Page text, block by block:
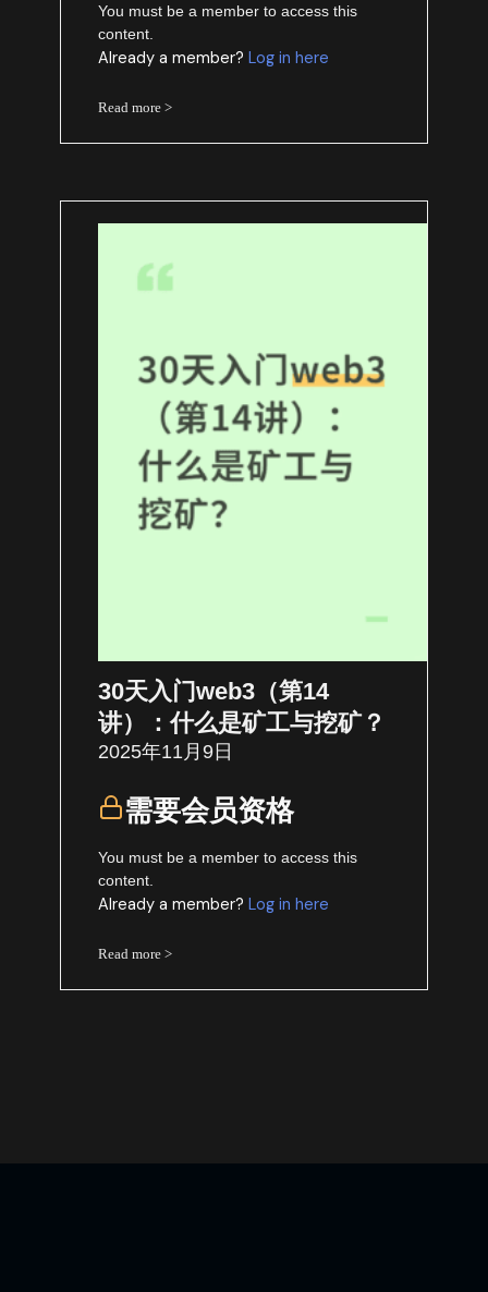
You must be a member to access this
content.
Already a member?Log in here
Read more >
30天入门web3（第14
讲）：什么是矿工与挖矿？
2025年11月9日
需要会员资格
You must be a member to access this
content.
Already a member?Log in here
Read more >